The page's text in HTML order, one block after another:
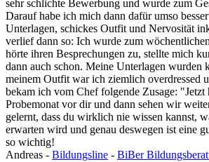
sehr schlichte Bewerbung und wurde zum
Darauf habe ich mich dann dafür umso
Unterlagen, schickes Outfit und Nervosität
verlief dann so: Ich wurde zum
hörte ihren Besprechungen zu, stellte mich
dann auch schon. Meine Unterlagen wurden
meinem Outfit war ich ziemlich overdressed
bekam ich vom Chef folgende Zusage: "Jetzt
Probemonat vor dir und dann sehen wir
gelernt, dass du wirklich nie wissen kannst,
erwarten wird und genau deswegen ist eine
so wichtig!
Andreas - Bildungsline - BiBer